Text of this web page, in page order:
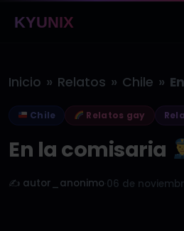
KYUNIX
Inicio » Relatos » Chile »
Chile Relatos gay
En la comisaria
✍️ autor_anonimo 06 de